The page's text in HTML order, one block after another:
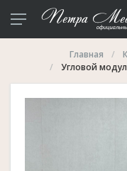
Главная
Угловой